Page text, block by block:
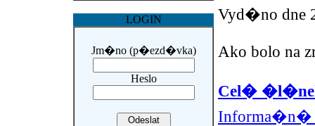
LOGIN
Jm�no (p�ezd�vka)
Heslo
Vyd�no dne
Ako bolo na
Cel�
Informa�n�